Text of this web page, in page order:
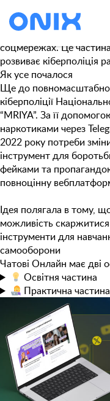
Чатові Онлайн—
фейками,
соцмережах. Це
розвиває кіберполіція
Як усе почалося
Ще до
кіберполіції
“MRIYA”. За її
наркотиками через
2022 року потреби
інструмент для
фейками та
повноцінну
Ідея полягала в тому,
можливість
інструменти для
самооборони
Чатові Онлайн має дві
Освітня частина
Практична частина